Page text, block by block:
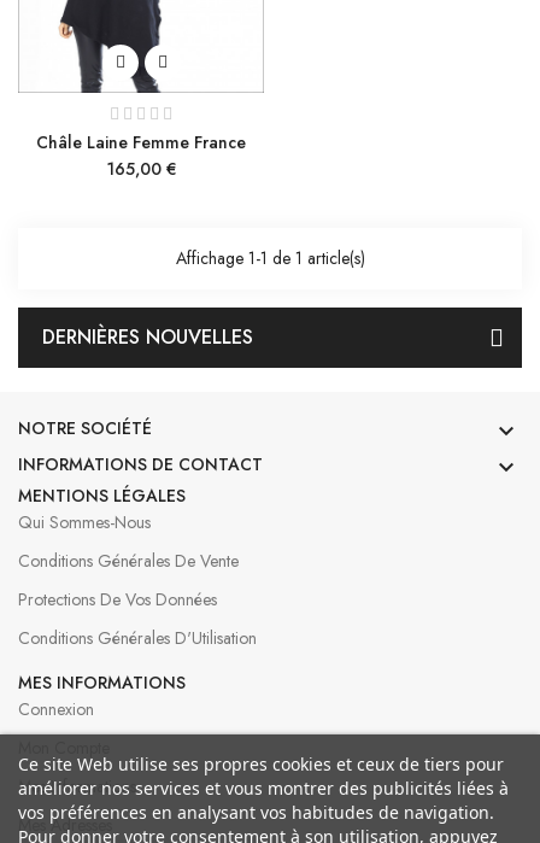
Châle Laine Femme France
Prix
165,00 €
Affichage 1-1 de 1 article(s)
DERNIÈRES NOUVELLES
NOTRE SOCIÉTÉ 
INFORMATIONS DE CONTACT 
MENTIONS LÉGALES
Qui Sommes-Nous
Conditions Générales De Vente
Protections De Vos Données
Conditions Générales D'Utilisation
MES INFORMATIONS
Connexion
Mes Informations
Mes Adresses
Ce site Web utilise ses propres cookies et ceux de tiers pour
améliorer nos services et vous montrer des publicités liées à
vos préférences en analysant vos habitudes de navigation.
Pour donner votre consentement à son utilisation, appuyez